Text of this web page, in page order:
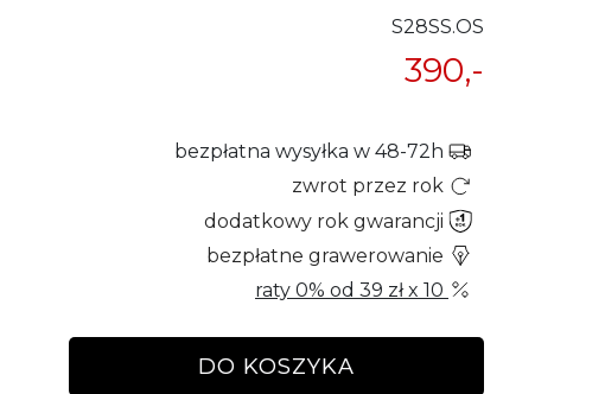
S28SS.OS
390,-
bezpłatna wysyłka w 48-72h
zwrot przez rok
dodatkowy rok gwarancji
bezpłatne grawerowanie
raty 0% od 39 złx 10
DO KOSZYKA